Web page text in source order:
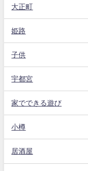
大正町
姫路
子供
宇都宮
家でできる遊び
小樽
居酒屋